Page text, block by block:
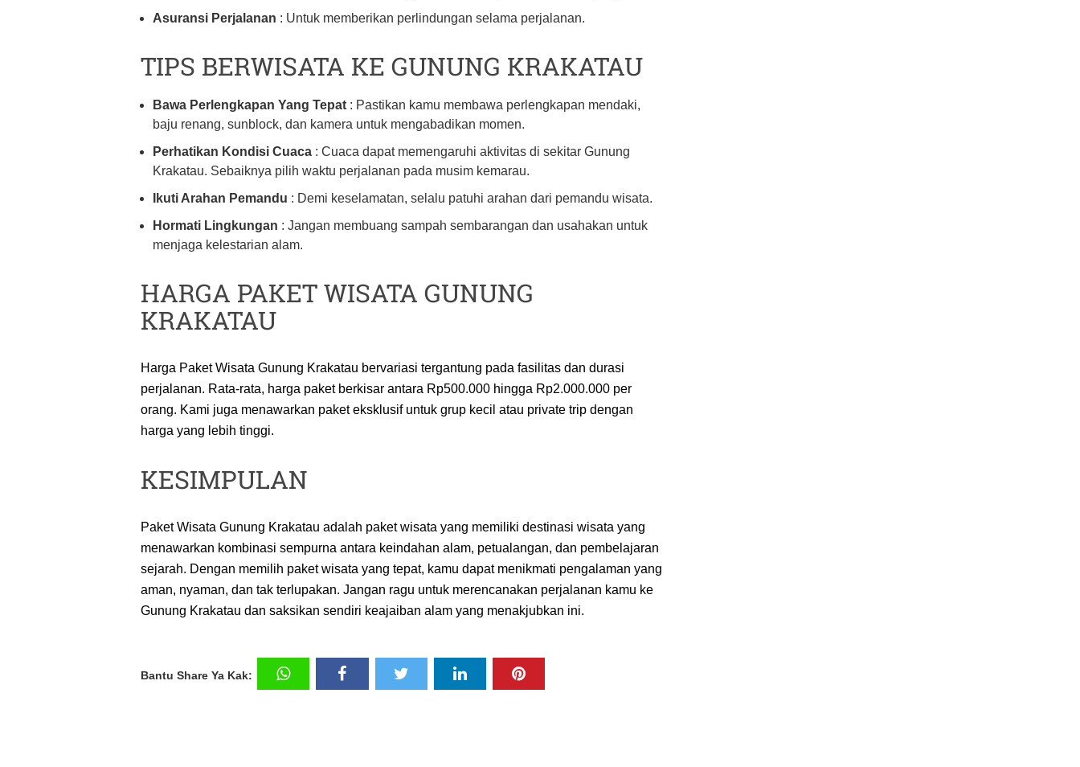
Asuransi Perjalanan : Untuk memberikan perlindungan selama perjalanan.
TIPS BERWISATA KE GUNUNG KRAKATAU
Bawa Perlengkapan Yang Tepat : Pastikan kamu membawa perlengkapan mendaki,
baju renang, sunblock, dan kamera untuk mengabadikan momen.
Perhatikan Kondisi Cuaca : Cuaca dapat memengaruhi aktivitas di sekitar Gunung
Krakatau. Sebaiknya pilih waktu perjalanan pada musim kemarau.
Ikuti Arahan Pemandu : Demi keselamatan, selalu patuhi arahan dari pemandu wisata.
Hormati Lingkungan : Jangan membuang sampah sembarangan dan usahakan untuk
menjaga kelestarian alam.
HARGA PAKET WISATA GUNUNG
KRAKATAU
Harga Paket Wisata Gunung Krakatau bervariasi tergantung pada fasilitas dan durasi
perjalanan. Rata-rata, harga paket berkisar antara Rp500.000 hingga Rp2.000.000 per
orang. Kami juga menawarkan paket eksklusif untuk grup kecil atau private trip dengan
harga yang lebih tinggi.
KESIMPULAN
Paket Wisata Gunung Krakatau adalah paket wisata yang memiliki destinasi wisata yang
menawarkan kombinasi sempurna antara keindahan alam, petualangan, dan pembelajaran
sejarah. Dengan memilih paket wisata yang tepat, kamu dapat menikmati pengalaman yang
aman, nyaman, dan tak terlupakan. Jangan ragu untuk merencanakan perjalanan kamu ke
Gunung Krakatau dan saksikan sendiri keajaiban alam yang menakjubkan ini.
Bantu Share Ya Kak: